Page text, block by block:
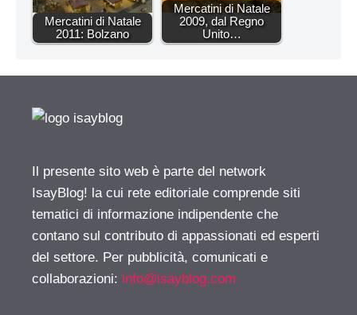
Mercatini di Natale
2011: Bolzano
Mercatini di Natale
2009, dal Regno
Unito…
Il presente sito web è parte del network
IsayBlog! la cui rete editoriale comprende siti
tematici di informazione indipendente che
contano sul contributo di appassionati ed esperti
del settore. Per pubblicità, comunicati e
collaborazioni: info@isayblog.com